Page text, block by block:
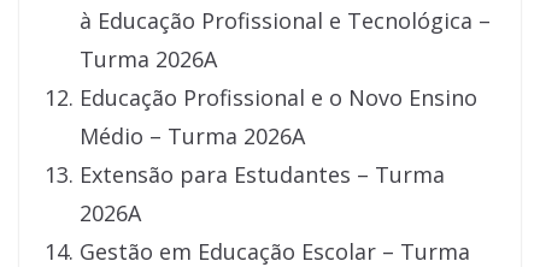
à Educação Profissional e Tecnológica –
Turma 2026A
Educação Profissional e o Novo Ensino
Médio – Turma 2026A
Extensão para Estudantes – Turma
2026A
Gestão em Educação Escolar – Turma